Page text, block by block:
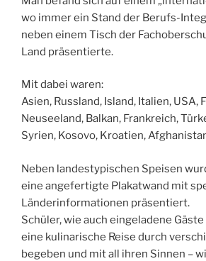
wo immer ein Stand der Berufs-
neben einem Tisch der
Land präsentierte.
Mit dabei waren:
Asien, Russland, Island, Italien, USA,
Neuseeland, Balkan, Frankreich,
Syrien, Kosovo, Kroatien,
Neben landestypischen Speisen
eine angefertigte Plakatwand mit
Länderinformationen präsentiert.
Schüler, wie auch eingeladene
eine kulinarische Reise durch
begeben und mit all ihren Sinnen –